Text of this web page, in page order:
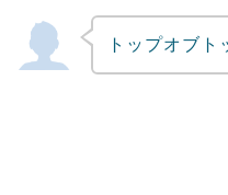
トップオブト